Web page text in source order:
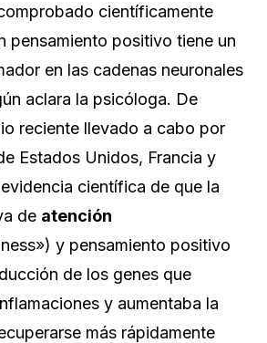
científicamente
pensamiento positivo tiene un
en las cadenas neuronales
aclara la psicóloga. De
reciente llevado a cabo por
Estados Unidos, Francia y
científica de que la
de atención
y pensamiento positivo
de los genes que
y aumentaba la
más rápidamente